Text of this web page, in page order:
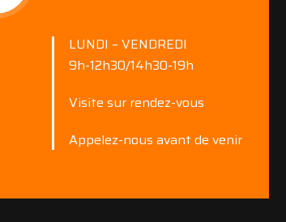
LUNDI – VENDREDI
9h-12h30/14h30-19h
Visite sur rendez-vous
Appelez-nous avant de venir